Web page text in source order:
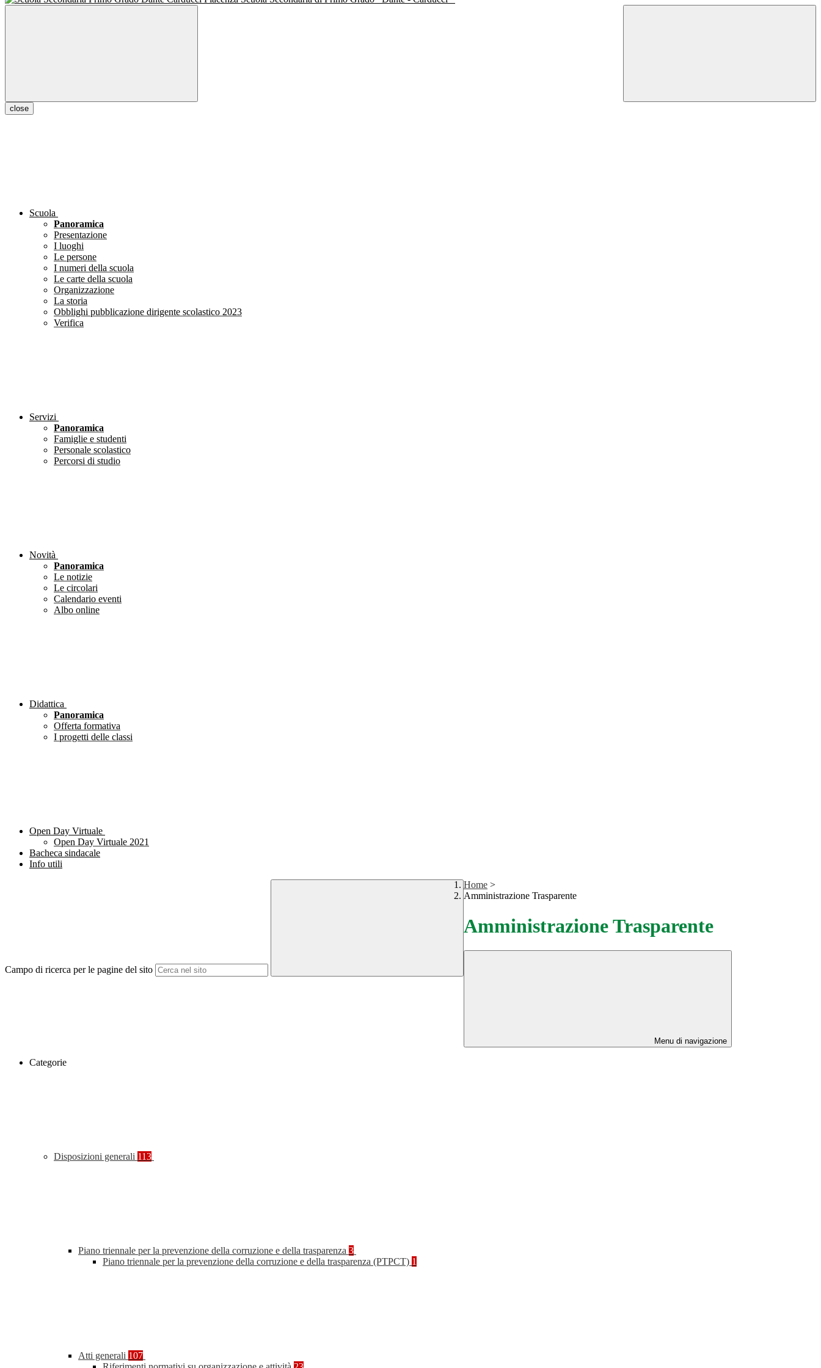
close
Scuola
Panoramica
Presentazione
I luoghi
Le persone
I numeri della scuola
Le carte della scuola
Organizzazione
La storia
Obblighi pubblicazione dirigente scolastico 2023
Verifica
Servizi
Panoramica
Famiglie e studenti
Personale scolastico
Percorsi di studio
Novità
Panoramica
Le notizie
Le circolari
Calendario eventi
Albo online
Didattica
Panoramica
Offerta formativa
I progetti delle classi
Open Day Virtuale
Open Day Virtuale 2021
Bacheca sindacale
Info utili
Campo di ricerca per le pagine del sito
Home >
Amministrazione Trasparente
Amministrazione Trasparente
Menu di navigazione
Categorie
Disposizioni generali 113
Piano triennale per la prevenzione della corruzione e della trasparenza 3
Piano triennale per la prevenzione della corruzione e della trasparenza (PTPCT) 1
Atti generali 107